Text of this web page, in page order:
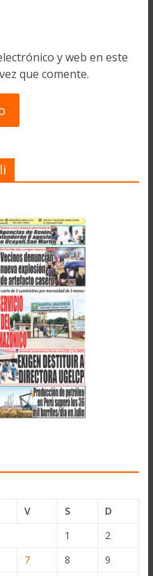
y web en este
que comente.
V S
D
1
2
7 8
9